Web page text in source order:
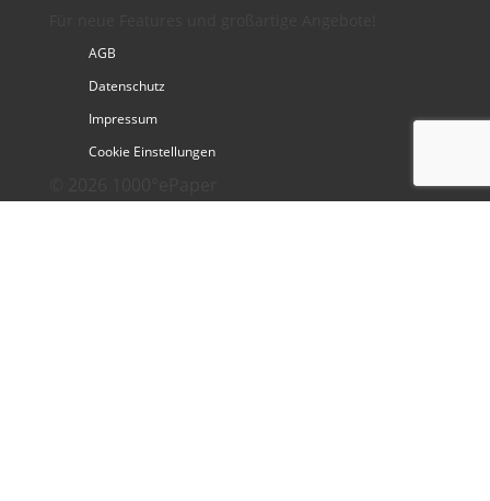
AGB
Datenschutz
Impressum
Cookie Einstellungen